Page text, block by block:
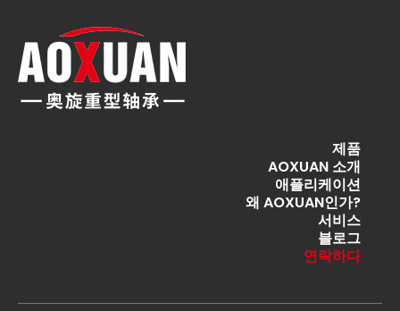
제품
AOXUAN 소개
애플리케이션
왜 AOXUAN인가?
서비스
블로그
연락하다